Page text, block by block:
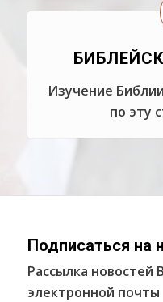
Изучение
по эту
Подписаться на
Рассылка новостей
электронной почты